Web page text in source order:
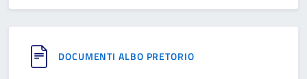
DOCUMENTI ALBO PRETORIO